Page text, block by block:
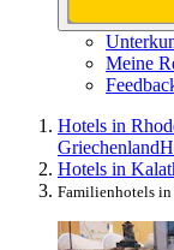
Meine
Hotels in
Griechenland
Hotels in
Familienhotels